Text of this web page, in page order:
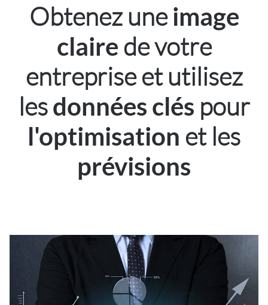
Obtenez uneimage
claire de votre
entreprise et utilisez
lesdonnées clés pour
l'optimisation et les
prévisions